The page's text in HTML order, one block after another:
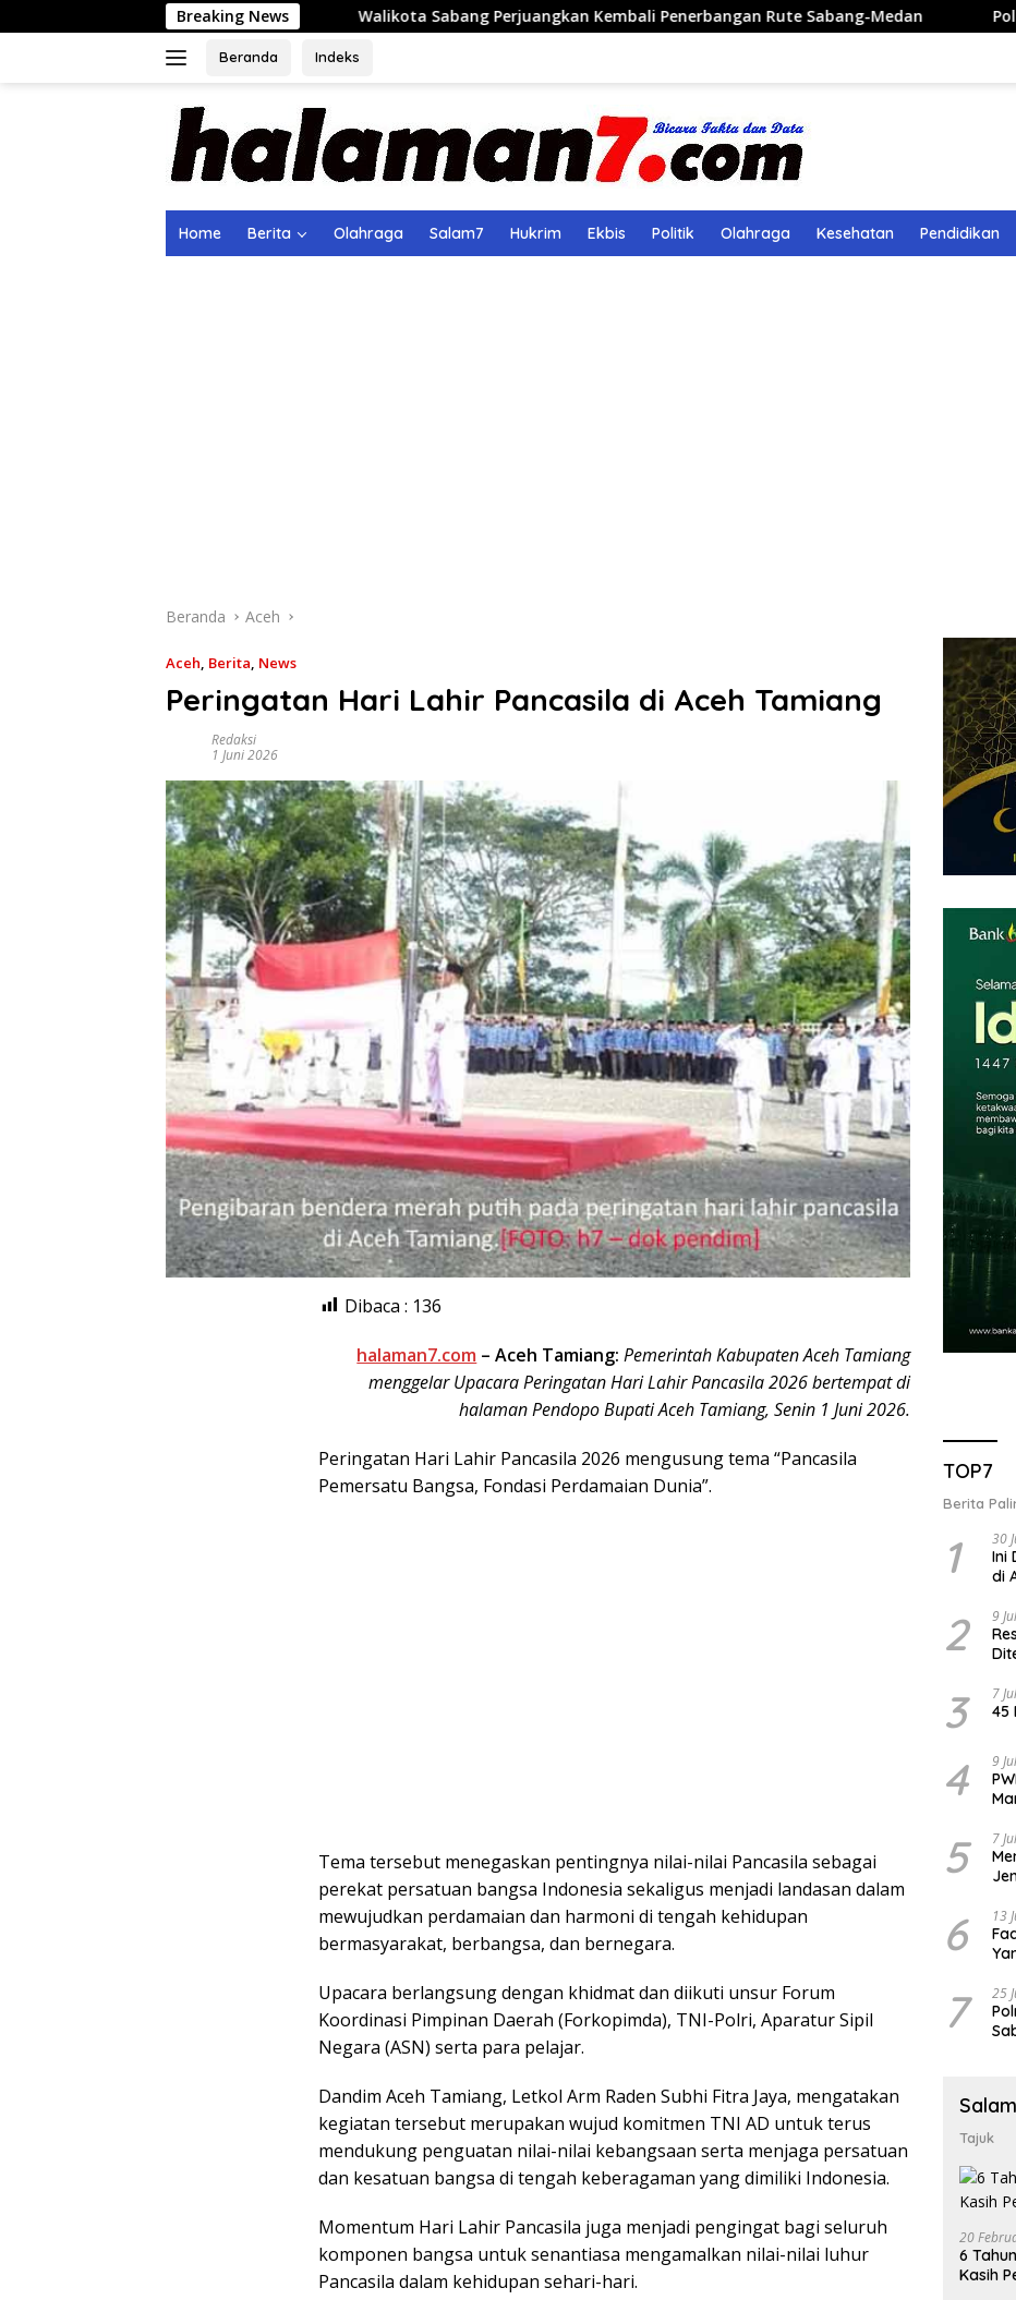
ke
Breaking NewsWalikota Sabang Perjuangkan Kembali Penerbangan Rute Sabang-Medan Polri Bangun 40
Beranda Indeks
Home Berita Olahraga Salam7 Hukrim Ekbis Politik Olahraga Kesehatan Pendidikan
Beranda Aceh
Aceh, Berita, News
Peringatan Hari Lahir Pancasila di Aceh Tamiang
Redaksi
1 Juni 2026
Dibaca : 136
halaman7.com – Aceh Tamiang: Pemerintah Kabupaten Aceh Tamiang
menggelar Upacara Peringatan Hari Lahir Pancasila 2026 bertempat di
halaman Pendopo Bupati Aceh Tamiang, Senin 1 Juni 2026.
Peringatan Hari Lahir Pancasila 2026 mengusung tema “Pancasila
Pemersatu Bangsa, Fondasi Perdamaian Dunia”.
Tema tersebut menegaskan pentingnya nilai-nilai Pancasila sebagai
perekat persatuan bangsa Indonesia sekaligus menjadi landasan dalam
mewujudkan perdamaian dan harmoni di tengah kehidupan
bermasyarakat, berbangsa, dan bernegara.
Upacara berlangsung dengan khidmat dan diikuti unsur Forum
Koordinasi Pimpinan Daerah (Forkopimda), TNI-Polri, Aparatur Sipil
Negara (ASN) serta para pelajar.
Dandim Aceh Tamiang, Letkol Arm Raden Subhi Fitra Jaya, mengatakan
kegiatan tersebut merupakan wujud komitmen TNI AD untuk terus
mendukung penguatan nilai-nilai kebangsaan serta menjaga persatuan
dan kesatuan bangsa di tengah keberagaman yang dimiliki Indonesia.
Momentum Hari Lahir Pancasila juga menjadi pengingat bagi seluruh
komponen bangsa untuk senantiasa mengamalkan nilai-nilai luhur
Pancasila dalam kehidupan sehari-hari.
TOP7
Berita
1 30
Ini
di
2 9
3 7
45
4 9
5 7
6 13
7 25
Tajuk
20
6
Kasih